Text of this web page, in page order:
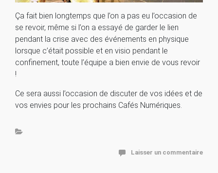
Ça fait bien longtemps que l’on a pas eu l’occasion de
se revoir, même si l’on a essayé de garder le lien
pendant la crise avec des événements en physique
lorsque c’était possible et en visio pendant le
confinement, toute l’équipe a bien envie de vous revoir
!
Ce sera aussi l’occasion de discuter de vos idées et de
vos envies pour les prochains Cafés Numériques.
Laisser un commentaire